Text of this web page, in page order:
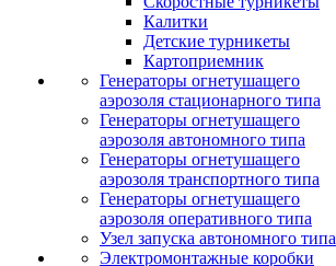
Калитки
Детские турникеты
Картоприемник
Генераторы огнетушащего
аэрозоля стационарного типа
Генераторы огнетушащего
аэрозоля автономного типа
Генераторы огнетушащего
аэрозоля транспортного типа
Генераторы огнетушащего
аэрозоля оперативного типа
Узел запуска автономного типа
Электромонтажные коробки